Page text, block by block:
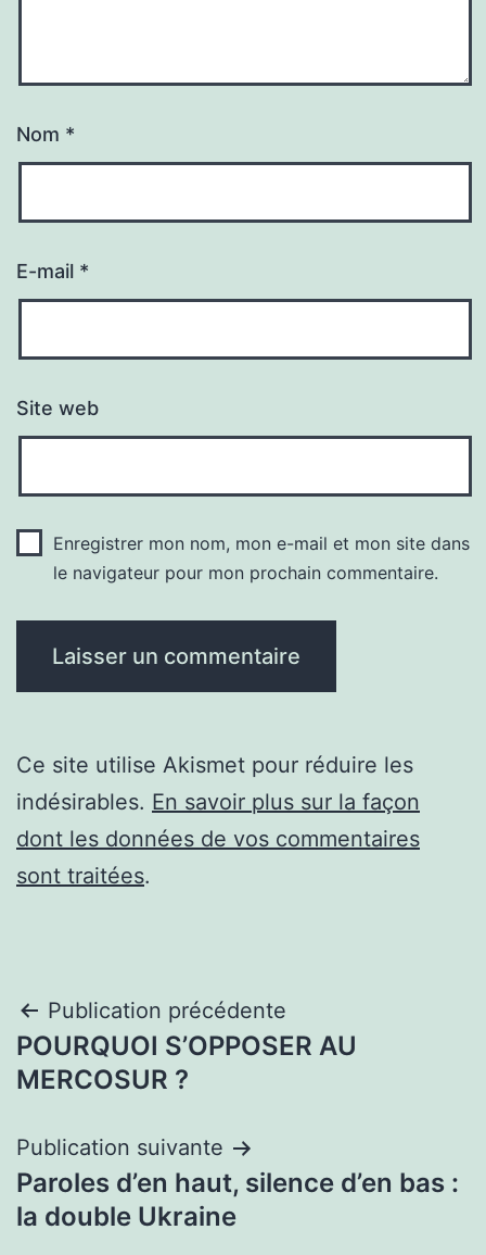
Nom *
E-mail *
Site web
Enregistrer mon nom, mon e-mail et mon site dans
le navigateur pour mon prochain commentaire.
Ce site utilise Akismet pour réduire les
indésirables. En savoir plus sur la façon
dont les données de vos commentaires
sont traitées.
Navigation
de
Publication précédente
POURQUOI S’OPPOSER AU
MERCOSUR ?
Publication suivante
Paroles d’en haut, silence d’en bas :
la double Ukraine